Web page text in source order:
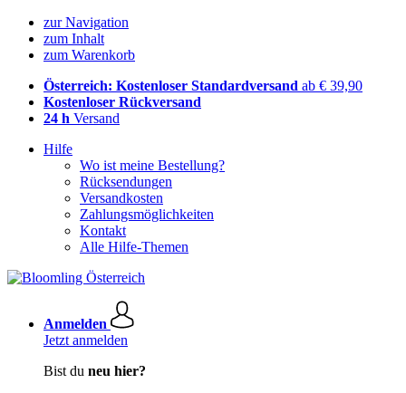
zur Navigation
zum Inhalt
zum Warenkorb
Österreich: Kostenloser Standardversand ab € 39,90
Kostenloser Rückversand
24 h Versand
Hilfe
Wo ist meine Bestellung?
Rücksendungen
Versandkosten
Zahlungsmöglichkeiten
Kontakt
Alle Hilfe-Themen
Anmelden
Jetzt anmelden
Bist du neu hier?